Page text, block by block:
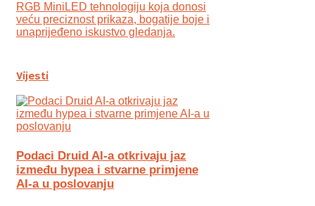
RGB MiniLED tehnologiju koja donosi
veću preciznost prikaza, bogatije boje i
unaprijeđeno iskustvo gledanja.
Vijesti
Podaci Druid AI-a otkrivaju jaz
između hypea i stvarne primjene
AI-a u poslovanju